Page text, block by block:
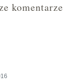
komentarze